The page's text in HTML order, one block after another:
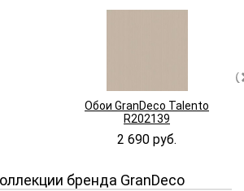
Обои GranDeco Talento
R202139
2 690 руб.
бренда GranDeco